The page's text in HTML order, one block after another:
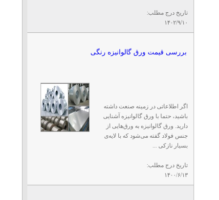
تاریخ درج مطلب:
۱۴۰۲/۹/۱۰
بررسی قیمت ورق گالوانیزه رنگی
اگر اطلاعاتی در زمینه صنعت داشته
باشید، حتما با ورق گالوانیزه آشنایی
دارید. ورق گالوانیزه به ورق‌هایی از
جنس فولاد گفته می‌شود که با لایه‌ی
بسیار نازکی ...
تاریخ درج مطلب:
۱۴۰۰/۶/۱۳